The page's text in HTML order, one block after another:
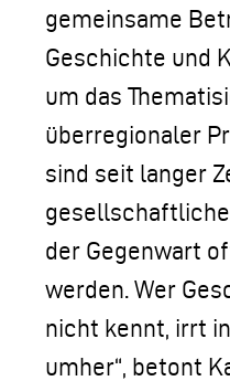
gemeinsame
Geschichte und
um das
überregionaler
sind seit langer
der Gegenwart
werden. Wer
nicht kennt, irrt
umher“, betont